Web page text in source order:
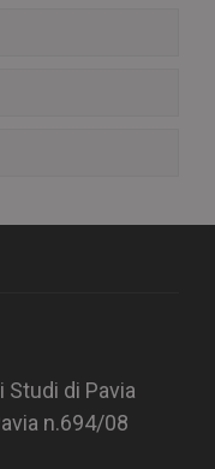
Studi di Pavia
n.694/08